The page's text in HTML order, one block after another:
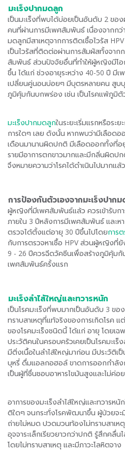
มะเร็งปากมดลูก
เป็นมะเร็งที่พบได้บ่อยเป็นอันดับ 2 ข
คนที่ผ่านการมีเพศสัมพันธ์ เนื่องจากกว่
มดลูกมีสาเหตุจากการติดเชื้อไวรัส
เป็นไวรัสที่ติดต่อผ่านการสัมผัสทั้งจาก
สัมพันธ์ ส่วนปัจจัยอื่นที่ทำให้ผู้หญิงมีโอ
ขึ้น ได้แก่ ช่วงอายุระหว่าง 40-50 ปี
เปลี่ยนคู่นอนบ่อยๆ มีบุตรหลายคน สูบ
ภูมิคุ้มกันบกพร่อง เช่น เป็นโรคแพ้ภูมิตัว
มะเร็งปากมดลูกในระยะเริ่มแรกหรือระ
การใดๆ เลย ดังนั้น หากพบว่ามีเลือด
เดือนมานานผิดปกติ มีเลือดออกทั้งที่อ
รายมีอาการตกขาวมากและมีกลิ่นผิดป
จึงหมายความว่าโรคได้ดำเนินไปมากแล้ว
การป้องกันตัวเองจากมะเร็งปาก
ผู้หญิงที่มีเพศสัมพันธ์แล้ว ควรเข้ารับก
ภายใน 3 ปีหลังการมีเพศสัมพันธ์ และห
ตรวจได้ตั้งแต่อายุ 30 ปีขึ้นไปโดยการ
กับการตรวจหาเชื้อ HPV ส่วนผู้หญิงที่
9 - 26 ปีควรฉีดวัคซีนเพื่อสร้างภูมิคุ้มกั
เพศสัมพันธ์ครั้งแรก
มะเร็งลำไส้ใหญ่และทวารหนัก
เป็นโรคมะเร็งที่พบมากเป็นอันดับ 3
ทราบสาเหตุที่แท้จริงของการเกิดโรค
ของโรคมะเร็งชนิดนี้ ได้แก่ อายุ โดยเ
ประวัติคนในครอบครัวเคยเป็นโรคมะเ
มีติ่งเนื้อในลำไส้ใหญ่มาก่อน มีประวัติเ
บุหรี่ ดื่มแอลกอฮอล์ ขาดการออกกำลั
เป็นผู้ที่ชื่นชอบอาหารไขมันสูงและไม่ค่อ
อาการของมะเร็งลำไส้ใหญ่และทวารห
ติใดๆ จนกระทั่งโรคพัฒนาขึ้น ผู้ป่วยจะ
ถ่ายไม่หมด ปวดมวนท้องไม่ทราบสาเ
อุจจาระเล็กเรียวยาวกว่าปกติ รู้สึกคลื่
โดยไม่ทราบสาเหตุ และมีภาวะโลหิตจาง